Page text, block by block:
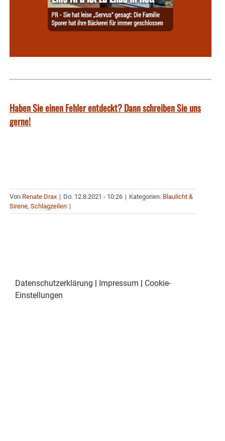
Haben Sie einen Fehler entdeckt? Dann schreiben Sie uns
gerne!
Von Renate Drax | Do. 12.8.2021 - 10:26 | Kategorien: Blaulicht &
Sirene, Schlagzeilen |
Datenschutzerklärung | Impressum | Cookie-
Einstellungen